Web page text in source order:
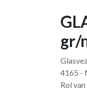
gr/
4165 -
Rol